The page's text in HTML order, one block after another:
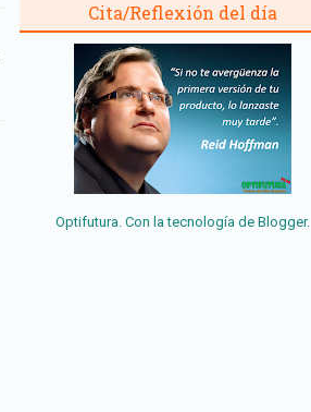
Cita/Reflexión del día
Optifutura. Con la tecnología de Blogger.